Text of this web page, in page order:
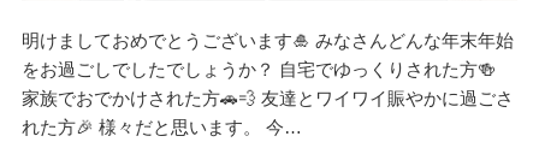
明けましておめでとうございます🎍 みなさんどんな年末年始
をお過ごしでしたでしょうか？ 自宅でゆっくりされた方🍻
家族でおでかけされた方🚗💨 友達とワイワイ賑やかに過ごさ
れた方🎉 様々だと思います。 今…